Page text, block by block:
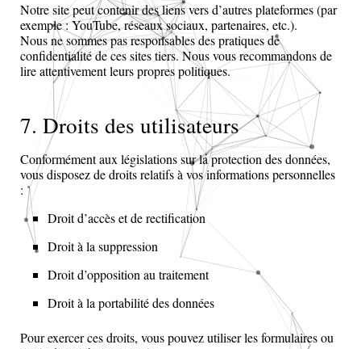
Notre site peut contenir des liens vers d’autres plateformes (par
exemple : YouTube, réseaux sociaux, partenaires, etc.).
Nous ne sommes pas responsables des pratiques de
confidentialité de ces sites tiers. Nous vous recommandons de
lire attentivement leurs propres politiques.
7. Droits des utilisateurs
Conformément aux législations sur la protection des données,
vous disposez de droits relatifs à vos informations personnelles
:
Droit d’accès et de rectification
Droit à la suppression
Droit d’opposition au traitement
Droit à la portabilité des données
Pour exercer ces droits, vous pouvez utiliser les formulaires ou